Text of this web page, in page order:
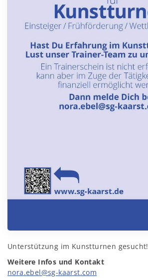
Unterstützung im Kunstturnen gesucht!
Weitere Infos und Kontakt
nora.ebel@sg-kaarst.com